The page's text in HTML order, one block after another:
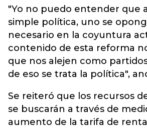
"Yo no puedo entender que
simple política, uno se
necesario en la coyuntura
contenido de esta reforma
que nos alejen como
de eso se trata la política",
Se reiteró que los recursos
se buscarán a través de
aumento de la tarifa de